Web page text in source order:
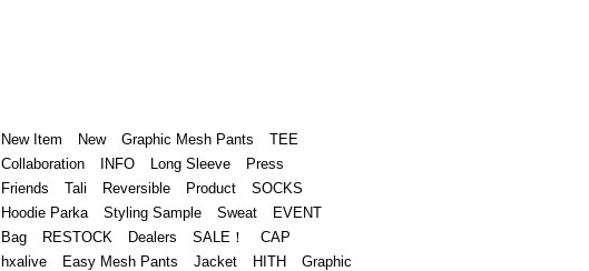
New Item New Graphic Mesh Pants
TEE
Collaboration
INFO Long Sleeve
Press
Friends
Tali Reversible Product
SOCKS
Hoodie Parka
Styling Sample Sweat
EVENT
Bag
RESTOCK Dealers SALE！
CAP
hxalive
Easy Mesh Pants Jacket HITH
Graphic